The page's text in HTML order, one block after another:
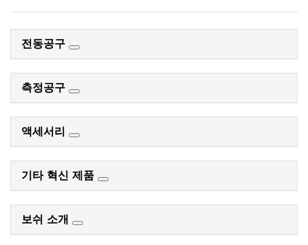
전동공구
측정공구
액세서리
기타 혁신 제품
보쉬 소개